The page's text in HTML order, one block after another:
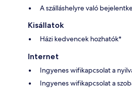
A szálláshelyre való
Kisállatok
Házi kedvencek hozhatók*
Internet
Ingyenes wifikapcsolat a
Ingyenes wifikapcsolat a